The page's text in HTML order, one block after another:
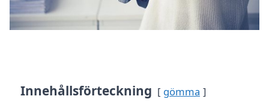
Innehållsförteckning gömma